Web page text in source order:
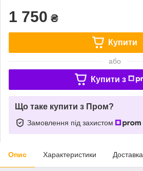
1 750 ₴
Купити
або
Купити з
Що таке купити з Пром?
Замовлення під захистом
Опис Характеристики Доставка